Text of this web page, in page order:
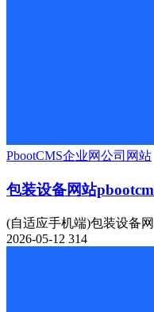
PbootCMS企业网公司网站
包装设备网站
(自适应手机端)包装设备
2026-05-12 314